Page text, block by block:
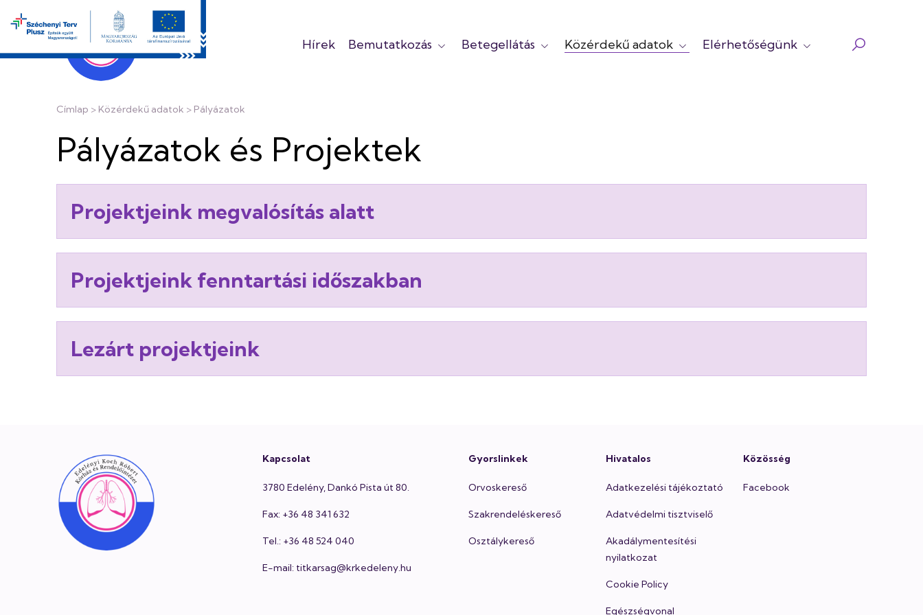
tartalomra
Edelényi
Koch
Róbert
Kórház
és
Rendelőintézet
Hírek Bemutatkozás Betegellátás Közérdekű adatok Elérhetőségünk
Morzsa
Címlap Közérdekű adatok Pályázatok
Pályázatok és Projektek
Projektjeink megvalósítás alatt
Projektjeink fenntartási időszakban
Lezárt projektjeink
Kapcsolat
3780 Edelény, Dankó Pista út 80.
Fax: +36 48 341 632
Tel.: +36 48 524 040
E-mail: titkarsag@krkedeleny.hu
Gyorslinkek
Orvoskereső
Szakrendeléskereső
Osztálykereső
Hivatalos
Adatkezelési tájékoztató
Adatvédelmi tisztviselő
Akadálymentesítési
nyilatkozat
Cookie Policy
Egészségvonal
Közösség
Facebook